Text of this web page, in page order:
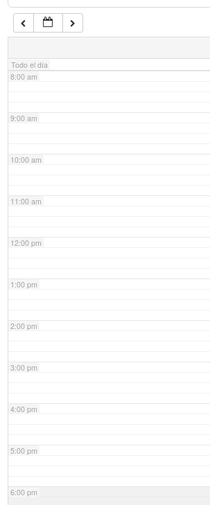
Todo el día
7:00 am
8:00 am
9:00 am
10:00 am
11:00 am
12:00 pm
1:00 pm
2:00 pm
3:00 pm
4:00 pm
5:00 pm
6:00 pm